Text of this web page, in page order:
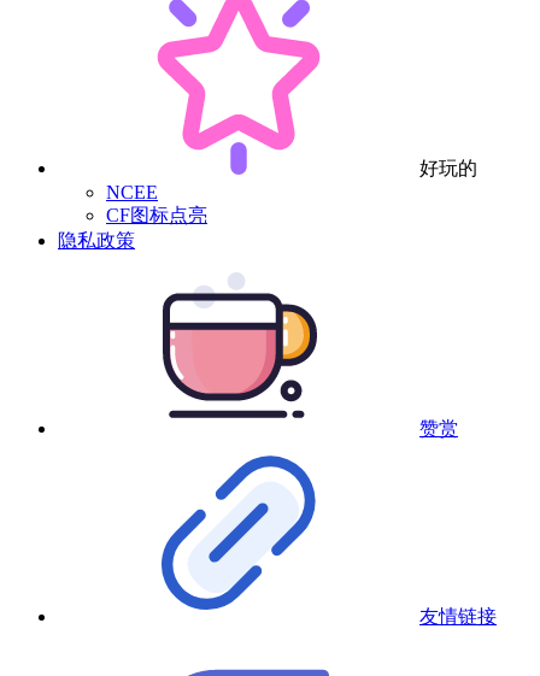
好玩的
NCEE
CF图标点亮
隐私政策
赞赏
友情链接